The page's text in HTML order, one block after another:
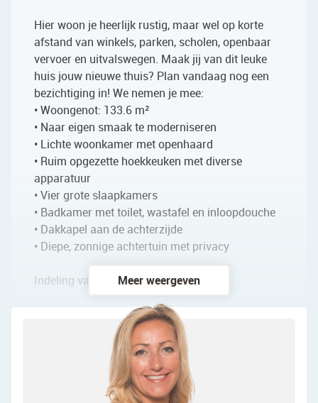
Hier woon je heerlijk rustig, maar wel op korte
afstand van winkels, parken, scholen, openbaar
vervoer en uitvalswegen. Maak jij van dit leuke
huis jouw nieuwe thuis? Plan vandaag nog een
bezichtiging in! We nemen je mee:
• Woongenot: 133.6 m²
• Naar eigen smaak te moderniseren
• Lichte woonkamer met openhaard
• Ruim opgezette hoekkeuken met diverse
apparatuur
• Vier grote slaapkamers
• Badkamer met toilet, wastafel en inloopdouche
• Dakkapel aan de achterzijde
• Diepe, zonnige achtertuin met privacy
Indeling van de woning:
Via de netjes verzorgde voortuin, die is ingericht
met zowel tegels als groen, bereik je de overdekte
voordeur van de woning. Achter de voordeur
bevindt zich een ruime entreehal. Vanuit hier is er
toegang tot een toiletruimte met zwevend toilet en
Meer weergeven